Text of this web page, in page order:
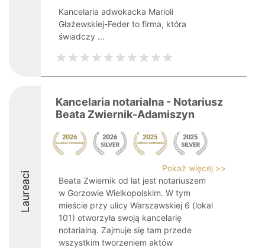
Kancelaria adwokacka Marioli
Głażewskiej-Feder to firma, która
świadczy ...
Laureaci
Kancelaria notarialna - Notariusz
Beata Zwiernik-Adamiszyn
Pokaż więcej >>
Beata Zwiernik od lat jest notariuszem
w Gorzowie Wielkopolskim. W tym
mieście przy ulicy Warszawskiej 6 (lokal
101) otworzyła swoją kancelarię
notarialną. Zajmuje się tam przede
wszystkim tworzeniem aktów